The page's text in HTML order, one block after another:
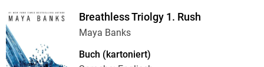
Breathless Triolgy 1. Rush
Maya Banks
Buch (kartoniert)